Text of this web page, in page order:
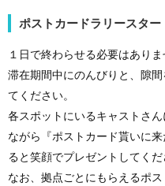
ポストカードラリースター
１日で終わらせる必要はありま
滞在期間中にのんびりと、隙
てください。
各スポットにいるキャストさ
ながら『ポストカード貰いに来
ると笑顔でプレゼントしてくだ
なお、拠点ごとにもらえるポ